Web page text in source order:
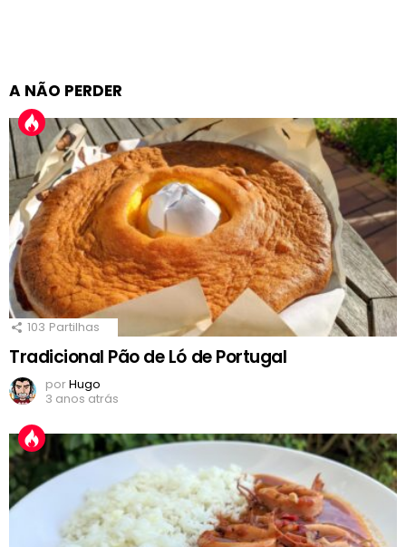
A NÃO PERDER
103 Partilhas
Tradicional Pão de Ló de Portugal
porHugo
3 anos atrás